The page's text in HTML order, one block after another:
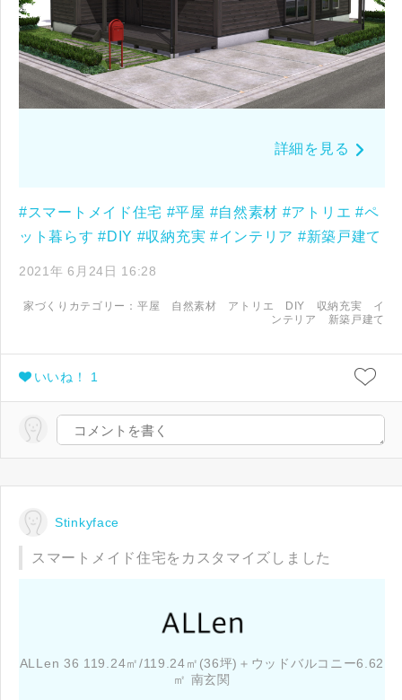
詳細を見る
#スマートメイド住宅 #平屋 #自然素材 #アトリエ #ペ
ット暮らす #DIY #収納充実 #インテリア #新築戸建て
2021年 6月24日 16:28
家づくりカテゴリー： 平屋 自然素材 アトリエ DIY 収納充実
イ
ンテリア
新築戸建て
いいね！ 1
Stinkyface
スマートメイド住宅をカスタマイズしました
ALLen 36 119.24㎡/119.24㎡(36坪)＋ウッドバルコニー6.62
㎡ 南玄関